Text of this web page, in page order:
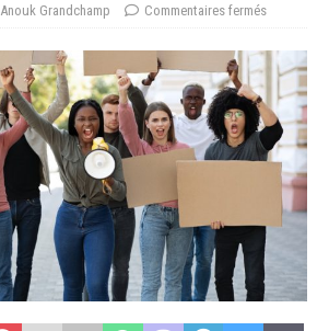
Anouk Grandchamp Commentaires fermés